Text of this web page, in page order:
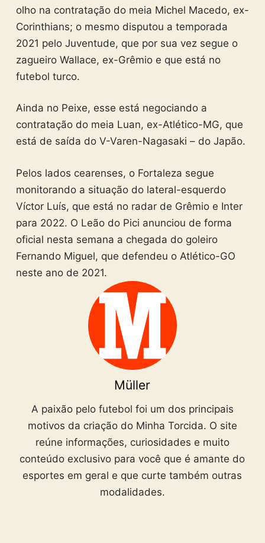
olho na contratação do meia Michel Macedo, ex-
Corinthians; o mesmo disputou a temporada
2021 pelo Juventude, que por sua vez segue o
zagueiro Wallace, ex-Grêmio e que está no
futebol turco.
Ainda no Peixe, esse está negociando a
contratação do meia Luan, ex-Atlético-MG, que
está de saída do V-Varen-Nagasaki – do Japão.
Pelos lados cearenses, o Fortaleza segue
monitorando a situação do lateral-esquerdo
Víctor Luís, que está no radar de Grêmio e Inter
para 2022. O Leão do Pici anunciou de forma
oficial nesta semana a chegada do goleiro
Fernando Miguel, que defendeu o Atlético-GO
neste ano de 2021.
Müller
A paixão pelo futebol foi um dos principais
motivos da criação do Minha Torcida. O site
reúne informações, curiosidades e muito
conteúdo exclusivo para você que é amante do
esportes em geral e que curte também outras
modalidades.